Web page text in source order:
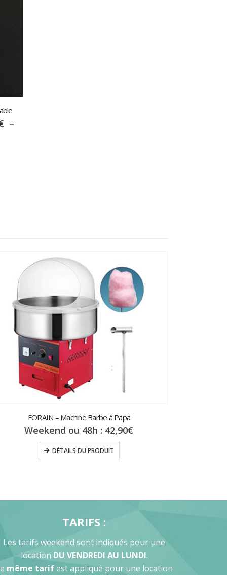
–
FORAIN – Machine Barbe à Papa
Weekend ou 48h : 42,90€
DÉTAILS DU PRODUIT
TARIFS :
Les tarifs weekend sont indiqués pour une
location DU VENDREDI AU LUNDI.
même tarifest appliqué pour une location